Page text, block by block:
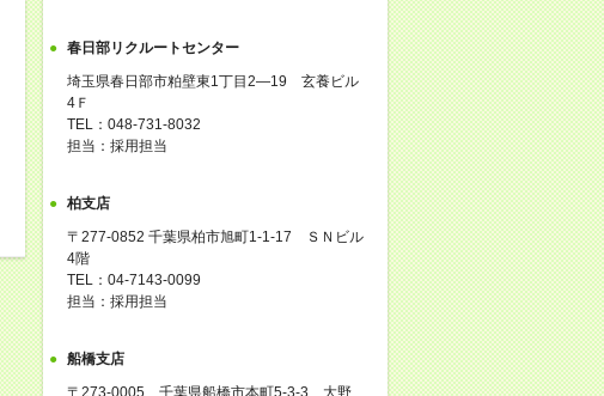
春日部リクルートセンター
埼玉県春日部市粕壁東1丁目2―19 玄養ビル
4Ｆ
TEL：048-731-8032
担当：採用担当
柏支店
〒277-0852 千葉県柏市旭町1-1-17 ＳＮビル
4階
TEL：04-7143-0099
担当：採用担当
船橋支店
〒273-0005 千葉県船橋市本町5-3-3 大野